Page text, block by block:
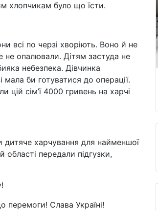
хлопчикам було що їсти.
всі по черзі хворіють. Воно й не
опалювали. Дітям застуда не
небезпека. Дівчинка
би готуватися до операції.
сім’ї 4000 гривень на харчі
харчування для найменшої
передали підгузки,
перемоги! Слава Україні!